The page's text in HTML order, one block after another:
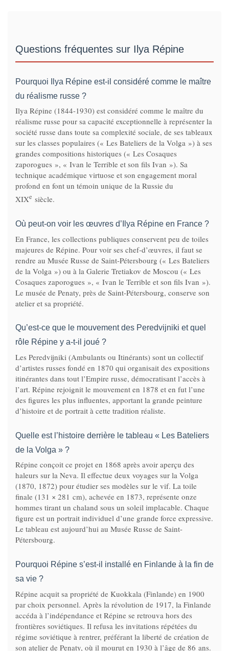
Questions fréquentes sur Ilya Répine
Pourquoi Ilya Répine est-il considéré comme le maître
du réalisme russe ?
Ilya Répine (1844-1930) est considéré comme le maître du
réalisme russe pour sa capacité exceptionnelle à représenter la
société russe dans toute sa complexité sociale, de ses tableaux
sur les classes populaires (« Les Bateliers de la Volga ») à ses
grandes compositions historiques (« Les Cosaques
zaporogues », « Ivan le Terrible et son fils Ivan »). Sa
technique académique virtuose et son engagement moral
profond en font un témoin unique de la Russie du
XIXe siècle.
Où peut-on voir les œuvres d’Ilya Répine en France ?
En France, les collections publiques conservent peu de toiles
majeures de Répine. Pour voir ses chef-d’œuvres, il faut se
rendre au Musée Russe de Saint-Pétersbourg (« Les Bateliers
de la Volga ») ou à la Galerie Tretiakov de Moscou (« Les
Cosaques zaporogues », « Ivan le Terrible et son fils Ivan »).
Le musée de Penaty, près de Saint-Pétersbourg, conserve son
atelier et sa propriété.
Qu’est-ce que le mouvement des Peredvijniki et quel
rôle Répine y a-t-il joué ?
Les Peredvijniki (Ambulants ou Itinérants) sont un collectif
d’artistes russes fondé en 1870 qui organisait des expositions
itinérantes dans tout l’Empire russe, démocratisant l’accès à
l’art. Répine rejoignit le mouvement en 1878 et en fut l’une
des figures les plus influentes, apportant la grande peinture
d’histoire et de portrait à cette tradition réaliste.
Quelle est l’histoire derrière le tableau « Les Bateliers
de la Volga » ?
Répine conçoit ce projet en 1868 après avoir aperçu des
haleurs sur la Neva. Il effectue deux voyages sur la Volga
(1870, 1872) pour étudier ses modèles sur le vif. La toile
finale (131 × 281 cm), achevée en 1873, représente onze
hommes tirant un chaland sous un soleil implacable. Chaque
figure est un portrait individuel d’une grande force expressive.
Le tableau est aujourd’hui au Musée Russe de Saint-
Pétersbourg.
Pourquoi Répine s’est-il installé en Finlande à la fin de
sa vie ?
Répine acquit sa propriété de Kuokkala (Finlande) en 1900
par choix personnel. Après la révolution de 1917, la Finlande
accéda à l’indépendance et Répine se retrouva hors des
frontières soviétiques. Il refusa les invitations répétées du
régime soviétique à rentrer, préférant la liberté de création de
son atelier de Penaty, où il mourut en 1930 à l’âge de 86 ans.